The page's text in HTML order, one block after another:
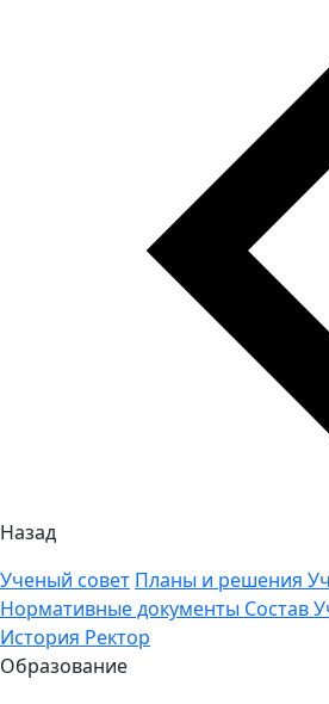
Назад
Ученый совет Планы и решения
Нормативные документы Состав
История Ректор
Образование